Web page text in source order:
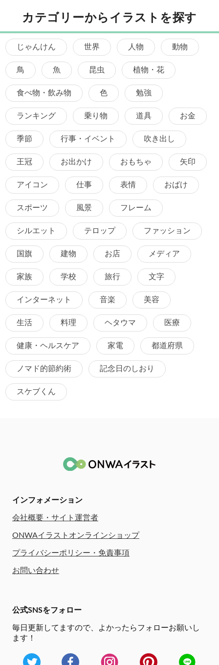
カテゴリーからイラストを探す
じゃんけん 世界 人物 動物
鳥 魚 昆虫 植物・花
食べ物・飲み物 色 勉強
ランキング 乗り物 道具 お金
季節 行事・イベント 吹き出し
王冠 お出かけ おもちゃ 矢印
アイコン 仕事 表情 おばけ
スポーツ 風景 フレーム
シルエット テロップ ファッション
国旗 建物 お店 メディア
家族 学校 旅行 文字
インターネット 音楽 美容
生活 料理 ヘタウマ 医療
健康・ヘルスケア 家電 都道府県
ノマド的節約術 記念日のしおり
スケブくん
インフォメーション
会社概要・サイト運営者
ONWAイラストオンラインショップ
プライバシーポリシー・免責事項
お問い合わせ
公式SNSをフォロー
毎日更新してますので、
よかったらフォローお願いし
ます！